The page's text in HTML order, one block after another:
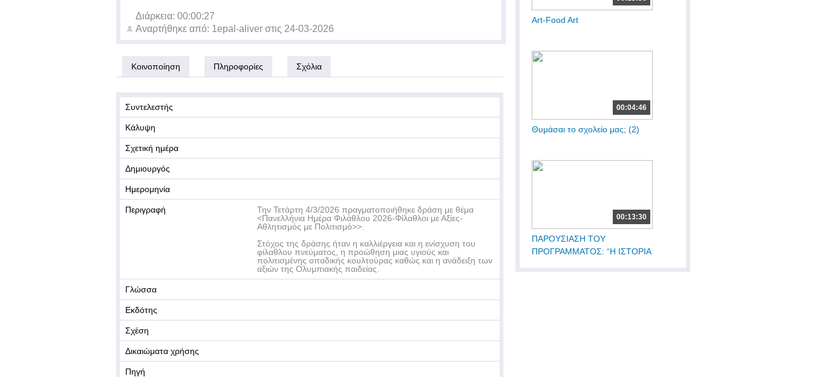
Art-Food Art
00:04:46
Θυμάσαι το σχολείο μας; (2)
00:13:30
ΠΑΡΟΥΣΙΑΣΗ ΤΟΥ
ΠΡΟΓΡΑΜΜΑΤΟΣ: “Η ΙΣΤΟΡΙΑ
Διάρκεια: 00:00:27
Αναρτήθηκε από: 1epal-aliver στις 24-03-2026
Κοινοποίηση Πληροφορίες Σχόλια
Συντελεστής
Κάλυψη
Σχετική ημέρα
Δημιουργός
Ημερομηνία
Περιγραφή
Την Τετάρτη 4/3/2026 πραγματοποιήθηκε δράση με θέμα
<Πανελλήνια Ημέρα Φιλάθλου 2026-Φίλαθλοι με Αξίες-
Αθλητισμός με Πολιτισμό>>.
Στόχος της δράσης ήταν η καλλιέργεια και η ενίσχυση του
φίλαθλου πνεύματος, η προώθηση μιας υγιούς και
πολιτισμένης οπαδικής κουλτούρας καθώς και η ανάδειξη των
αξιών της Ολυμπιακής παιδείας.
Γλώσσα
Εκδότης
Σχέση
Δικαιώματα χρήσης
Πηγή